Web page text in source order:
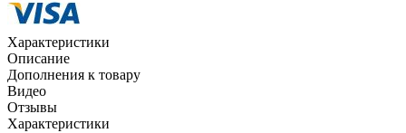
Характеристики
Описание
Дополнения к товару
Видео
Отзывы
Характеристики